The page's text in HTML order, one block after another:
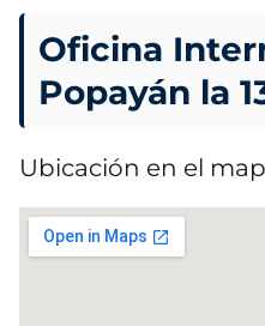
Oficina
Popayán la
Ubicación en el